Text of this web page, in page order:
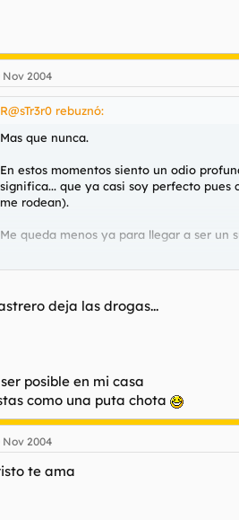
Nov 2004
R@sTr3r0 rebuznó:
Mas que nunca.
En estos momentos siento un odio
significa... que ya casi soy perfecto pues
me rodean).
Me queda menos ya para llegar a ser un
Aqui es donde va la risa sadica
P.D deja las drogas...
posible en mi casa
como una puta chota
Nov 2004
te ama